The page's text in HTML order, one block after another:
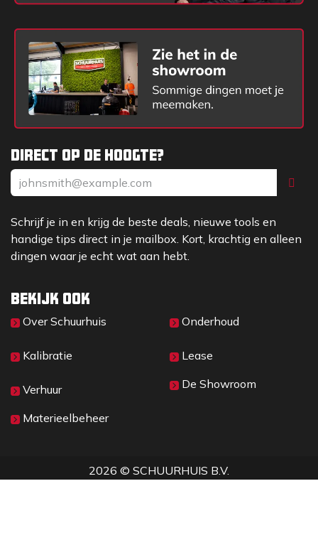
Direct op de hoogte?
Schrijf je in en krijg de beste deals, nieuwe tools en
handige tips direct in je mailbox. Kort, krachtig en alleen
dingen waar je echt wat aan hebt.
Bekijk ook
Over Sc​huurhuis
Kalibratie
Verhuur
Materieelbeheer
Onderhoud
Lease
De Showroom
2026 © SCHUURHUIS B.V.